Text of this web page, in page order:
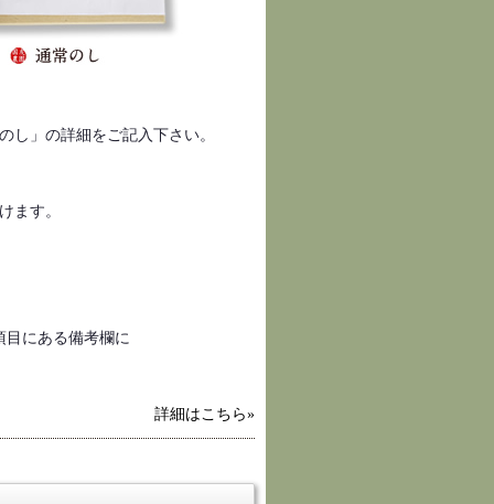
し」の詳細をご記入下さい。
ます。
にある備考欄に
詳細はこちら»